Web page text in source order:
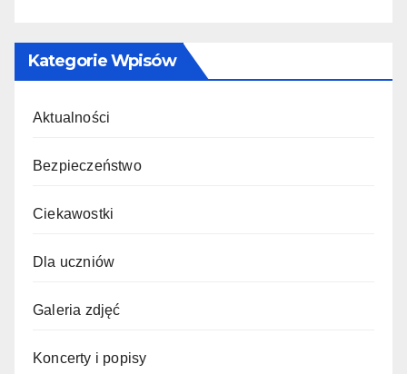
Kategorie Wpisów
Aktualności
Bezpieczeństwo
Ciekawostki
Dla uczniów
Galeria zdjęć
Koncerty i popisy